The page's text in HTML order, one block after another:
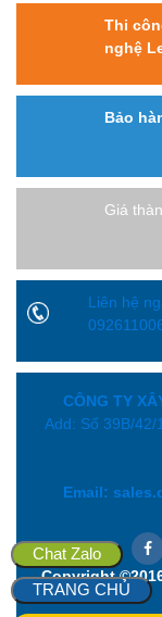
Thi
nghệ
Bảo
Giá
Liên hệ
CÔNG TY
Add: Số 39B/
Email:
Copyright
Chat Zalo
TRANG CHỦ